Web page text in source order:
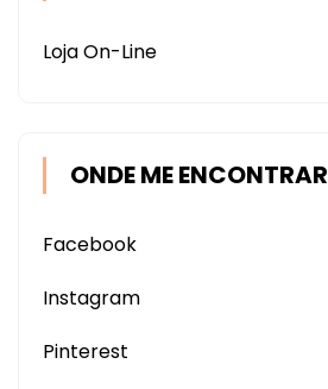
Loja On-Line
ONDE ME ENCONTRAR
Facebook
Instagram
Pinterest